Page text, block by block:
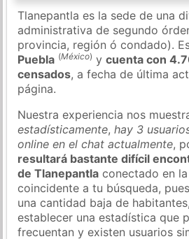
Tlanepantla es la sede de una
administrativa de segundo
provincia, región ó condado).
Puebla (México) ycuenta con
censados, a fecha de última
página.
Nuestra experiencia nos
estadísticamente,hay 3
online en el chat actualmente,
resultará bastante difícil
de Tlanepantla conectado en
coincidente a tu búsqueda,
una cantidad baja de
establecer una estadística que
frecuentan y existen usuarios